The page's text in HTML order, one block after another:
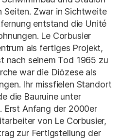
Zwar in Sichtweite
entstand die Unité
Le Corbusier
als fertiges Projekt,
nach seinem Tod 1965 zu
war die Diözese als
Ihr missfielen Standort
die Bauruine unter
Erst Anfang der 2000er
von Le Corbusier,
zur Fertigstellung der